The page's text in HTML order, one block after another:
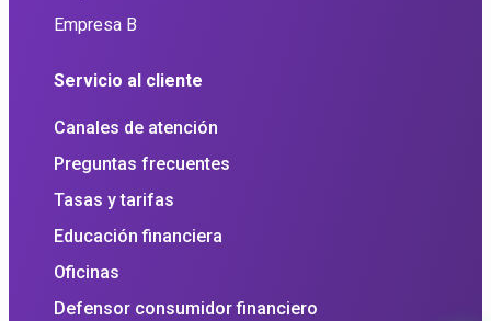
Empresa B
Servicio al cliente
Canales de atención
Preguntas frecuentes
Tasas y tarifas
Educación financiera
Oficinas
Defensor consumidor financiero